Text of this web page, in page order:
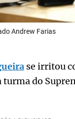
Andrew Farias
se irritou
do